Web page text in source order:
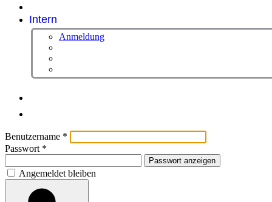
Intern
Anmeldung
Benutzername *
Passwort *
Passwort anzeigen
Angemeldet bleiben